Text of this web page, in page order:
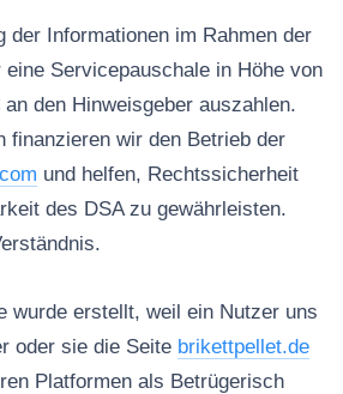
der Informationen im Rahmen der
eine Servicepauschale in Höhe von
den Hinweisgeber auszahlen.
finanzieren wir den Betrieb der
und helfen, Rechtssicherheit
des DSA zu gewährleisten.
wurde erstellt, weil ein Nutzer uns
oder sie die Seite brikettpellet.de
Platformen als Betrügerisch